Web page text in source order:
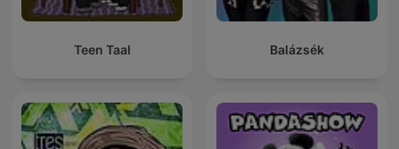
Teen Taal Balázsék